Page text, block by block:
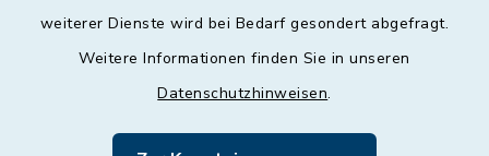
weiterer Dienste wird bei Bedarf gesondert abgefragt.
Weitere Informationen finden Sie in unseren
Datenschutzhinweisen.
Barrierefreiheit